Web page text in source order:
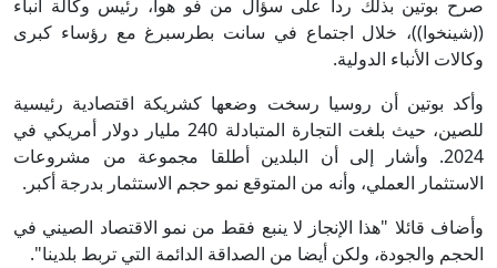
صرح بوتين بذلك ردا على سؤال من فو هوا، رئيس وكالة أنباء
((شينخوا))، خلال اجتماع في سانت بطرسبرغ مع رؤساء كبرى
وكالات الأنباء الدولية.
وأكد بوتين أن روسيا رسخت وضعها كشريكة اقتصادية رئيسية
للصين، حيث بلغت التجارة المتبادلة 240 مليار دولار أمريكي في
2024. وأشار إلى أن البلدين أطلقا مجموعة من مشروعات
الاستثمار العملي، وأنه من المتوقع نمو حجم الاستثمار بدرجة أكبر.
وأضاف قائلا "هذا الإنجاز لا ينبع فقط من نمو الاقتصاد الصيني في
الحجم والجودة، ولكن أيضا من الصداقة الدائمة التي تربط بلدينا".